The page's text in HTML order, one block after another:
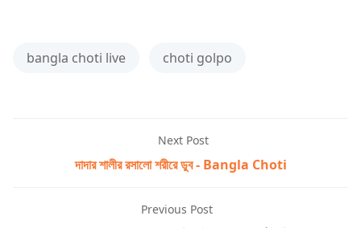
bangla choti live choti golpo
Next Post
দাদার শালীর রসালো শরীরে ডুব - Bangla Choti
Previous Post